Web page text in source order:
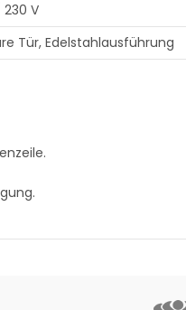
230 V
Tür, Edelstahlausführung